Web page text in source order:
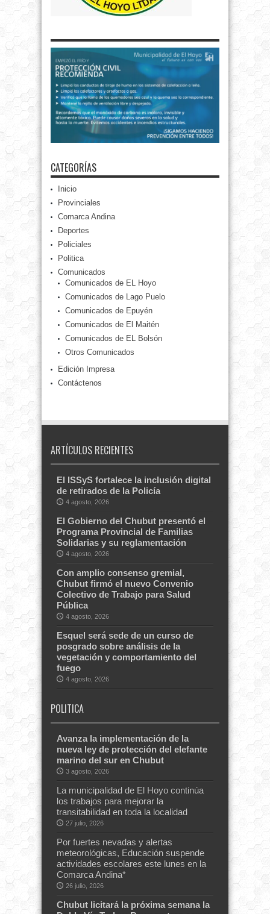
CATEGORÍAS
Inicio
Provinciales
Comarca Andina
Deportes
Policiales
Politica
Comunicados
Comunicados de EL Hoyo
Comunicados de Lago Puelo
Comunicados de Epuyén
Comunicados de El Maitén
Comunicados de EL Bolsón
Otros Comunicados
Edición Impresa
Contáctenos
ARTÍCULOS RECIENTES
El ISSyS fortalece la inclusión digital
de retirados de la Policía
4 agosto, 2026
El Gobierno del Chubut presentó el
Programa Provincial de Familias
Solidarias y su reglamentación
4 agosto, 2026
Con amplio consenso gremial,
Chubut firmó el nuevo Convenio
Colectivo de Trabajo para Salud
Pública
4 agosto, 2026
Esquel será sede de un curso de
posgrado sobre análisis de la
vegetación y comportamiento del
fuego
4 agosto, 2026
POLITICA
Avanza la implementación de la
nueva ley de protección del elefante
marino del sur en Chubut
3 agosto, 2026
La municipalidad de El Hoyo continúa
los trabajos para mejorar la
transitabilidad en toda la localidad
27 julio, 2026
Por fuertes nevadas y alertas
meteorológicas, Educación suspende
actividades escolares este lunes en la
Comarca Andina*
26 julio, 2026
Chubut licitará la próxima semana la